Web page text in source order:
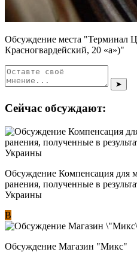
Обсуждение места "Терминал
Красногвардейский, 20 «а»)"
➤
Сейчас обсуждают:
Обсуждение Компенсация для
ранения, полученные в
Украины
В
Обсуждение Магазин "Микс"